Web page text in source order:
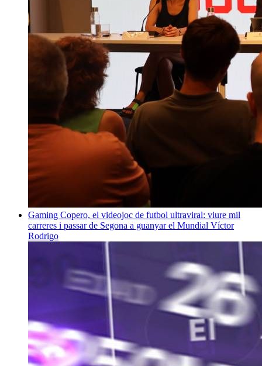
Gaming Copero, el videojoc de futbol ultraviral: viure mil
carreres i passar de Segona a guanyar el Mundial Víctor
Rodrigo